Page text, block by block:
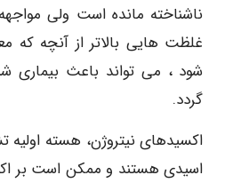
ناشناخته مانده است ولی
غلظت هایی بالاتر از آنچه که
شود ، می تواند باعث بیماری
گردد.
اکسیدهای نیتروژن، هسته اولیه
اسیدی هستند و ممکن است بر